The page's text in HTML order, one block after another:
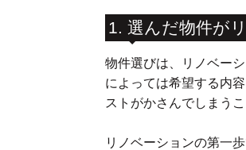
1. 選んだ物件が
物件選びは、リノベー
によっては希望する内
ストがかさんでしまうこ
リノベーションの第一